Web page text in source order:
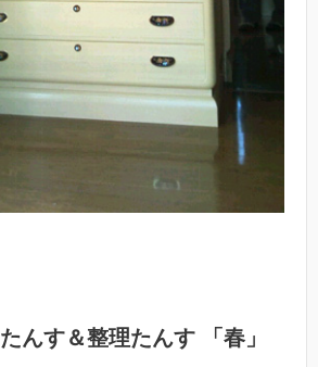
んす＆整理たんす 「春」